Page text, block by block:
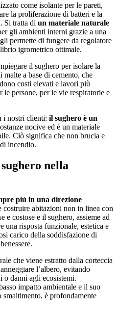
come isolante per le pareti,
la proliferazione di batteri e la
Si tratta di un materiale naturale
gli ambienti interni grazie a una
permette di fungere da regolatore
igrometrico ottimale.
il sughero per isolare la
a base di cemento, che
costi elevati e lavori più
le persone, per le vie respiratorie e
i nostri clienti: il sughero è un
nocive ed é un materiale
Ciò significa che non brucia e
incendio.
nella
più in una direzione
costruire abitazioni non in linea con
e costose e il sughero, assieme ad
una risposta funzionale, estetica e
carico della soddisfazione di
che viene estratto dalla corteccia
l’albero, evitando
o danni agli ecosistemi.
impatto ambientale e il suo
è profondamente